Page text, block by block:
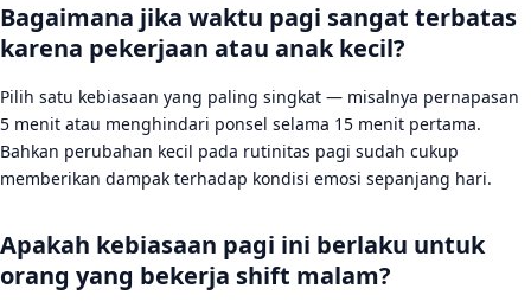
Bagaimana jika waktu pagi sangat terbatas
karena pekerjaan atau anak kecil?
Pilih satu kebiasaan yang paling singkat — misalnya pernapasan
5 menit atau menghindari ponsel selama 15 menit pertama.
Bahkan perubahan kecil pada rutinitas pagi sudah cukup
memberikan dampak terhadap kondisi emosi sepanjang hari.
Apakah kebiasaan pagi ini berlaku untuk
orang yang bekerja shift malam?